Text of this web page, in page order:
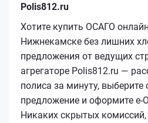
Polis812.ru
Хотите купить ОСАГО
Нижнекамске без лишних
предложения от ведущих
агрегаторе Polis812.ru —
полиса за минуту,
предложение и оформите
Никаких скрытых